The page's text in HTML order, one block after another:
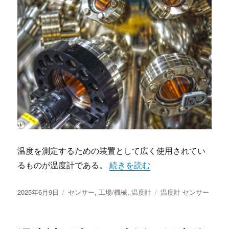
温度を測定するための装置として広く使用されてい
るものが温度計である。“温度計の進化と未来の可能性”
続きを読む
投
2025年6月9日
カ
センサー, 工場/機械,温度計
タ
温度計 センサー